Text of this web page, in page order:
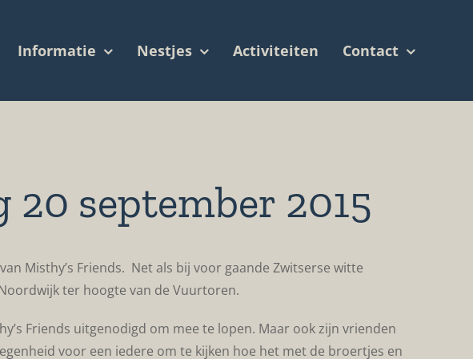
Informatie Nestjes Activiteiten Contact
september 2015
Misthy’s Friends. Net als bij voor gaande Zwitserse witte
ter hoogte van de Vuurtoren.
Friends uitgenodigd om mee te lopen. Maar ook zijn vrienden
voor een iedere om te kijken hoe het met de broertjes en